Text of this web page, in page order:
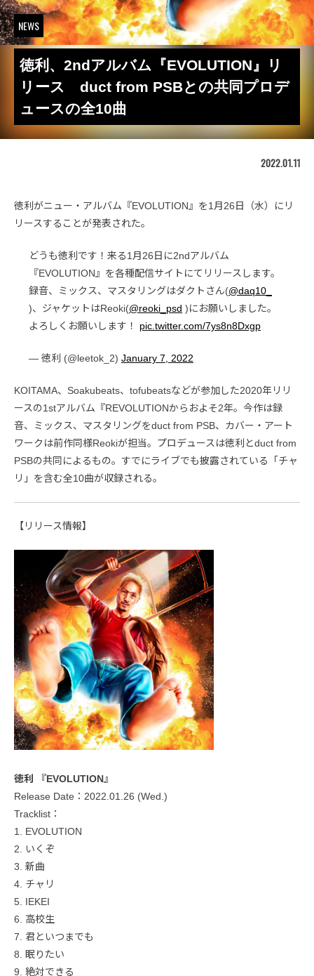
NEWS
徳利、2ndアルバム『EVOLUTION』リ
リース duct from PSBとの共同プロデ
ュースの全10曲
2022.01.11
徳利がニュー・アルバム『EVOLUTION』を1月26日（水）にリ
リースすることが発表された。
どうも徳利です！来る1月26日に2ndアルバム
『EVOLUTION』を各種配信サイトにてリリースします。
録音、ミックス、マスタリングはダクトさん(@daq10_
)、ジャケットはReoki(@reoki_psd )にお願いしました。
よろしくお願いします！ pic.twitter.com/7ys8n8Dxgp
— 徳利 (@leetok_2) January 7, 2022
KOITAMA、Soakubeats、tofubeatsなどが参加した2020年リリ
ースの1stアルバム『REVOLUTIONからおよそ2年。今作は録
音、ミックス、マスタリングをduct from PSB、カバー・アート
ワークは前作同様Reokiが担当。プロデュースは徳利とduct from
PSBの共同によるもの。すでにライブでも披露されている「チャ
リ」を含む全10曲が収録される。
【リリース情報】
徳利 『EVOLUTION』
Release Date：2022.01.26 (Wed.)
Tracklist：
1. EVOLUTION
2. いくぞ
3. 新曲
4. チャリ
5. IEKEI
6. 高校生
7. 君といつまでも
8. 眠りたい
9. 絶対できる